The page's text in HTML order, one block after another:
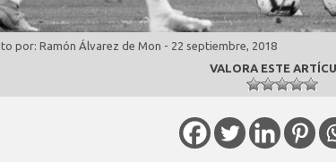
por: Ramón Álvarez de Mon - 22 septiembre, 2018
VALORA ESTE